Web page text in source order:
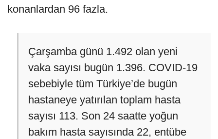
konanlardan 96 fazla.
Çarşamba günü 1.492 olan yeni
vaka sayısı bugün 1.396. COVID-19
sebebiyle tüm Türkiye’de bugün
hastaneye yatırılan toplam hasta
sayısı 113. Son 24 saatte yoğun
bakım hasta sayısında 22, entübe